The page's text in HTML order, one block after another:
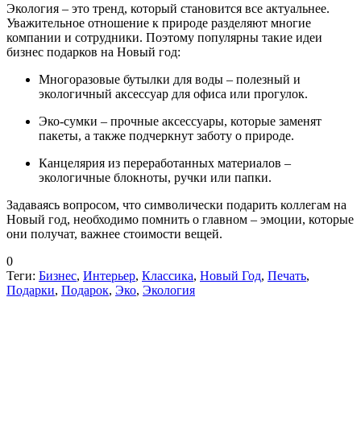
Экология – это тренд, который становится все актуальнее.
Уважительное отношение к природе разделяют многие
компании и сотрудники. Поэтому популярны такие идеи
бизнес подарков на Новый год:
Многоразовые бутылки для воды – полезный и
экологичный аксессуар для офиса или прогулок.
Эко-сумки – прочные аксессуары, которые заменят
пакеты, а также подчеркнут заботу о природе.
Канцелярия из переработанных материалов –
экологичные блокноты, ручки или папки.
Задаваясь вопросом, что символически подарить коллегам на
Новый год, необходимо помнить о главном – эмоции, которые
они получат, важнее стоимости вещей.
0
Теги: Бизнес, Интерьер, Классика, Новый Год, Печать,
Подарки, Подарок, Эко, Экология